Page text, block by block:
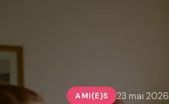
AMI(E)S 23 mai 2026